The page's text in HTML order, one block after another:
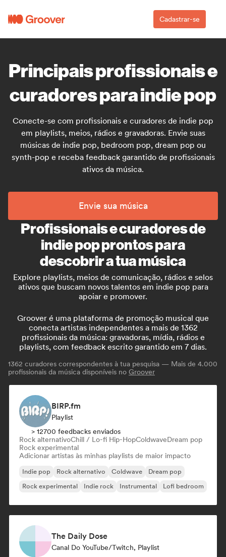
Cadastrar-se
Principais profissionais e
curadores para indie pop
Conecte-se com profissionais e curadores de indie pop
em playlists, meios, rádios e gravadoras. Envie suas
músicas de indie pop, bedroom pop, dream pop ou
synth-pop e receba feedback garantido de profissionais
ativos da música.
Envie sua música
Profissionais e curadores de
indie pop prontos para
descobrir a tua música
Explore playlists, meios de comunicação, rádios e selos
ativos que buscam novos talentos em indie pop para
apoiar e promover.
Groover é uma plataforma de promoção musical que
conecta artistas independentes a mais de 1362
profissionais da música: gravadoras, mídia, rádios e
playlists, com feedback escrito garantido em 7 dias.
1362 curadores correspondentes à tua pesquisa — Mais de 4.000
profissionais da música disponíveis no Groover
BIRP.fm
Playlist
> 12700 feedbacks enviados
Rock alternativoChill / Lo-fi Hip-HopColdwaveDream pop
Rock experimental
Adicionar artistas às minhas playlists de maior impacto
Indie pop Rock alternativo Coldwave
Dream pop
Rock experimental
Indie rock Instrumental Lofi bedroom
The Daily Dose
Canal Do YouTube/Twitch, Playlist